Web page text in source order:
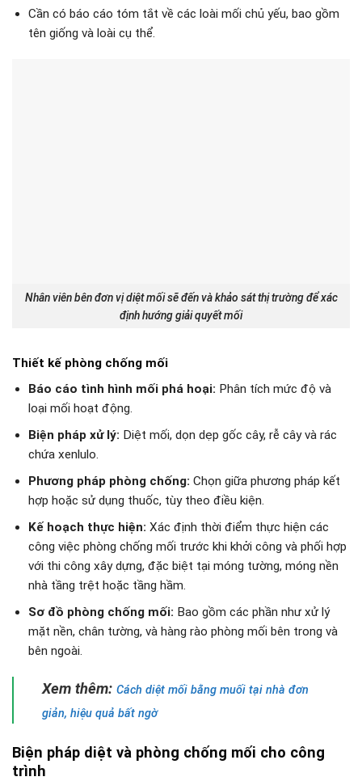
Cần có báo cáo tóm tắt về các loài mối chủ yếu, bao gồm
tên giống và loài cụ thể.
Nhân viên bên đơn vị diệt mối sẽ đến và khảo sát thị trường để xác
định hướng giải quyết mối
Thiết kế phòng chống mối
Báo cáo tình hình mối phá hoại: Phân tích mức độ và
loại mối hoạt động.
Biện pháp xử lý: Diệt mối, dọn dẹp gốc cây, rễ cây và rác
chứa xenlulo.
Phương pháp phòng chống: Chọn giữa phương pháp kết
hợp hoặc sử dụng thuốc, tùy theo điều kiện.
Kế hoạch thực hiện: Xác định thời điểm thực hiện các
công việc phòng chống mối trước khi khởi công và phối hợp
với thi công xây dựng, đặc biệt tại móng tường, móng nền
nhà tầng trệt hoặc tầng hầm.
Sơ đồ phòng chống mối: Bao gồm các phần như xử lý
mặt nền, chân tường, và hàng rào phòng mối bên trong và
bên ngoài.
Xem thêm: Cách diệt mối bằng muối tại nhà đơn
giản, hiệu quả bất ngờ
Biện pháp diệt và phòng chống mối cho công
trình